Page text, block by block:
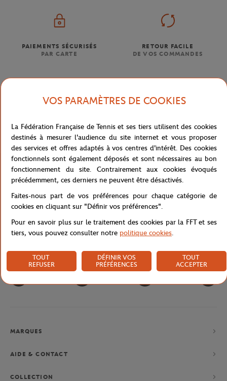
PAIEMENTS SÉCURISÉS
PAR CARTE
RETOUR FACILE
DE VOS COMMANDES
NEWSLETTER
EN VOUS ABONNANT À NOS NEWSLETTERS, NE LOUPEZ PLUS
NOS NOUVEAUTÉS, OFFRES SPÉCIALES ET EXCLUSIVITÉS.
Politique de confidentialité
MARQUES
AIDE & CONTACT
COLLECTION
VOS PARAMÈTRES DE COOKIES
La Fédération Française de Tennis et ses tiers utilisent des cookies
destinés à mesurer l'audience du site internet et vous proposer
des services et offres adaptés à vos centres d'intérêt. Des cookies
fonctionnels sont également déposés et sont nécessaires au bon
fonctionnement du site. Contrairement aux cookies évoqués
précédemment, ces derniers ne peuvent être désactivés.
Faites-nous part de vos préférences pour chaque catégorie de
cookies en cliquant sur "Définir vos préférences".
Pour en savoir plus sur le traitement des cookies par la FFT et ses
tiers, vous pouvez consulter notre politique cookies.
TOUT
REFUSER
DÉFINIR VOS
PRÉFÉRENCES
TOUT
ACCEPTER